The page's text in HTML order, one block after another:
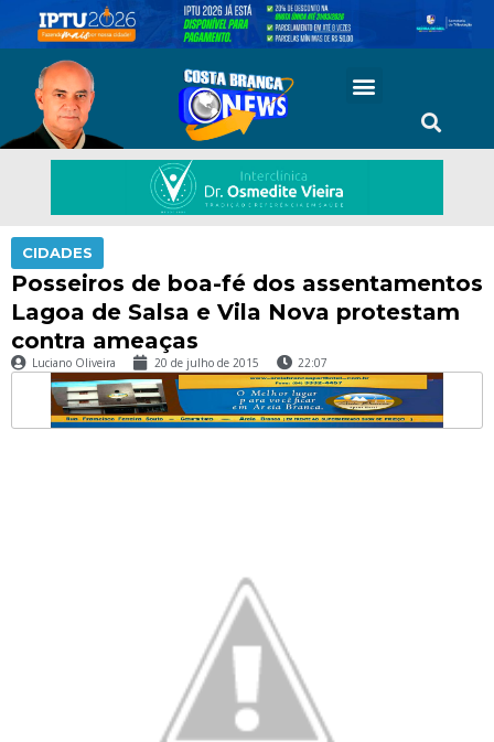
CIDADES
Posseiros de boa-fé dos assentamentos
Lagoa de Salsa e Vila Nova protestam
contra ameaças
Luciano Oliveira 20 de julho de 2015 22:07